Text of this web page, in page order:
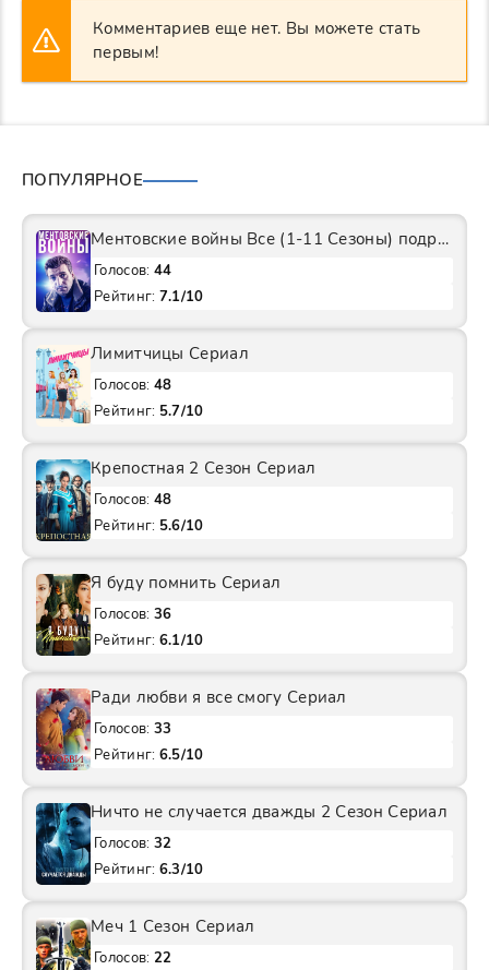
Комментариев еще нет. Вы можете стать
первым!
ПОПУЛЯРНОЕ
Ментовские войны Все (1-11 Сезоны) подряд Сериал
Голосов: 44
Рейтинг: 7.1/10
Лимитчицы Сериал
Голосов: 48
Рейтинг: 5.7/10
Крепостная 2 Сезон Сериал
Голосов: 48
Рейтинг: 5.6/10
Я буду помнить Сериал
Голосов: 36
Рейтинг: 6.1/10
Ради любви я все смогу Сериал
Голосов: 33
Рейтинг: 6.5/10
Ничто не случается дважды 2 Сезон Сериал
Голосов: 32
Рейтинг: 6.3/10
Меч 1 Сезон Сериал
Голосов: 22